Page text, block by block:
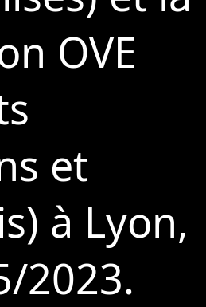
OVE
et
à Lyon,
2023.